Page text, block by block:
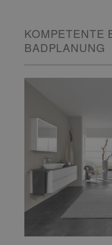
KOMPETENTE
BADPLANUNG